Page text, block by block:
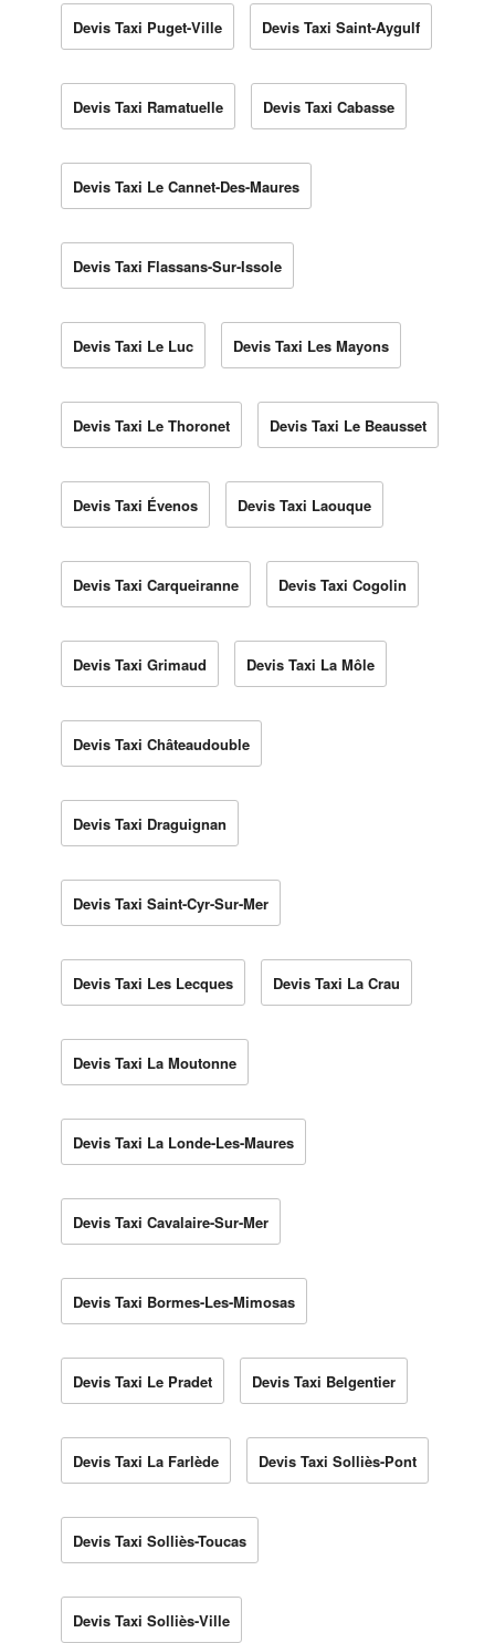
Devis Taxi Puget-Ville Devis Taxi Saint-Aygulf
Devis Taxi Ramatuelle Devis Taxi Cabasse
Devis Taxi Le Cannet-Des-Maures
Devis Taxi Flassans-Sur-Issole
Devis Taxi Le Luc Devis Taxi Les Mayons
Devis Taxi Le Thoronet Devis Taxi Le Beausset
Devis Taxi Évenos Devis Taxi Laouque
Devis Taxi Carqueiranne Devis Taxi Cogolin
Devis Taxi Grimaud Devis Taxi La Môle
Devis Taxi Châteaudouble
Devis Taxi Draguignan
Devis Taxi Saint-Cyr-Sur-Mer
Devis Taxi Les Lecques Devis Taxi La Crau
Devis Taxi La Moutonne
Devis Taxi La Londe-Les-Maures
Devis Taxi Cavalaire-Sur-Mer
Devis Taxi Bormes-Les-Mimosas
Devis Taxi Le Pradet Devis Taxi Belgentier
Devis Taxi La Farlède Devis Taxi Solliès-Pont
Devis Taxi Solliès-Toucas
Devis Taxi Solliès-Ville